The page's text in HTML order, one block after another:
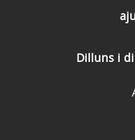
Dilluns i